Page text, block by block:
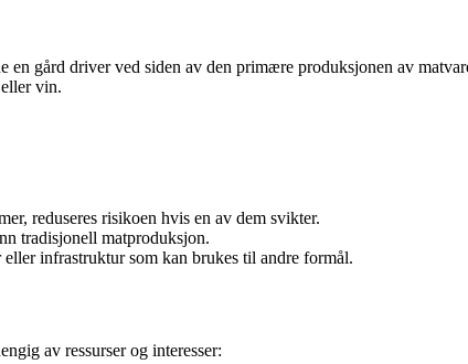
gård driver ved siden av den primære produksjonen av
vin.
reduseres risikoen hvis en av dem svikter.
tradisjonell matproduksjon.
eller infrastruktur som kan brukes til andre formål.
av ressurser og interesser: